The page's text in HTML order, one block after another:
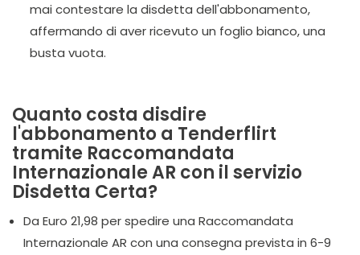
mai contestare la disdetta dell'abbonamento,
affermando di aver ricevuto un foglio bianco, una
busta vuota.
Quanto costa disdire
l'abbonamento a Tenderflirt
tramite Raccomandata
Internazionale AR con il servizio
Disdetta Certa?
Da Euro 21,98 per spedire una Raccomandata
Internazionale AR con una consegna prevista in 6-9